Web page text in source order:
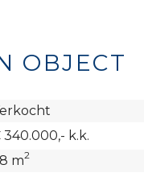
OBJECT
340.000,- k.k.
m2